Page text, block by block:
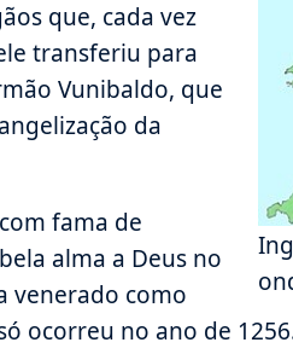
que, cada vez
transferiu para
Vunibaldo, que
da
fama de
alma a Deus no
venerado como
ocorreu no ano de